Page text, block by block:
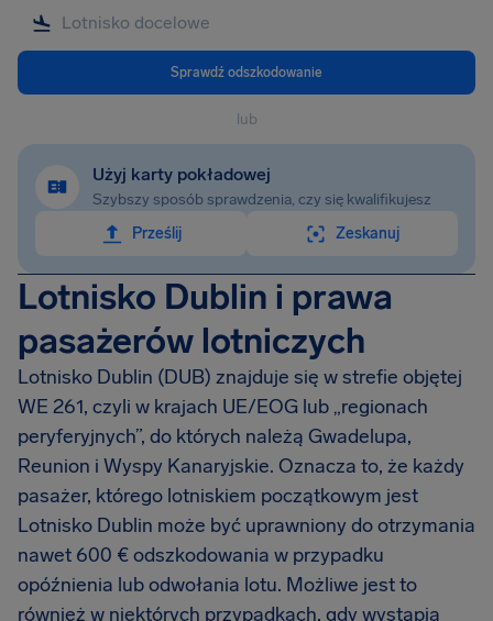
Sprawdź odszkodowanie
lub
Użyj karty pokładowej
Szybszy sposób sprawdzenia, czy się kwalifikujesz
Prześlij
Zeskanuj
Lotnisko Dublin i prawa
pasażerów lotniczych
Lotnisko Dublin (DUB) znajduje się w strefie objętej
WE 261, czyli w krajach UE/EOG lub „regionach
peryferyjnych”, do których należą Gwadelupa,
Reunion i Wyspy Kanaryjskie. Oznacza to, że każdy
pasażer, którego lotniskiem początkowym jest
Lotnisko Dublin może być uprawniony do otrzymania
nawet 600 € odszkodowania w przypadku
opóźnienia lub odwołania lotu. Możliwe jest to
również w niektórych przypadkach, gdy wystąpią